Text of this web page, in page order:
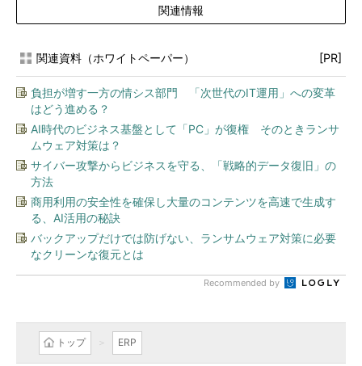
関連情報
関連資料（ホワイトペーパー） [PR]
負担が増す一方の情シス部門 「次世代のIT運用」への変革
はどう進める？
AI時代のビジネス基盤として「PC」が復権 そのときランサ
ムウェア対策は？
サイバー攻撃からビジネスを守る、「戦略的データ復旧」の
方法
商用利用の安全性を確保し大量のコンテンツを高速で生成す
る、AI活用の秘訣
バックアップだけでは防げない、ランサムウェア対策に必要
なクリーンな復元とは
Recommended by
トップ ERP